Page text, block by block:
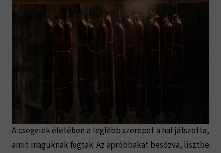
A csegeiek életében a legfőbb szerepet a hal játszotta,
amit maguknak fogtak. Az apróbbakat besózva, lisztbe